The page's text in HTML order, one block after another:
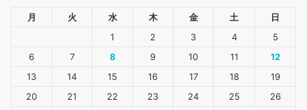
月 火 水 木 金 土 日
1 2 3 4
5
6
7 8 9 10 11
12
13
14 15 16 17 18
19
20
21 22 23 24 25
26